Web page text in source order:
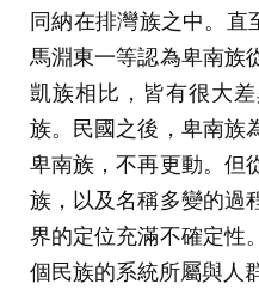
同納在排灣族之中。直
馬淵東一等認為卑南族
凱族相比，皆有很大
族。民國之後，卑南族
卑南族，不再更動。但
族，以及名稱多變的過
界的定位充滿不確定性
個民族的系統所屬與人